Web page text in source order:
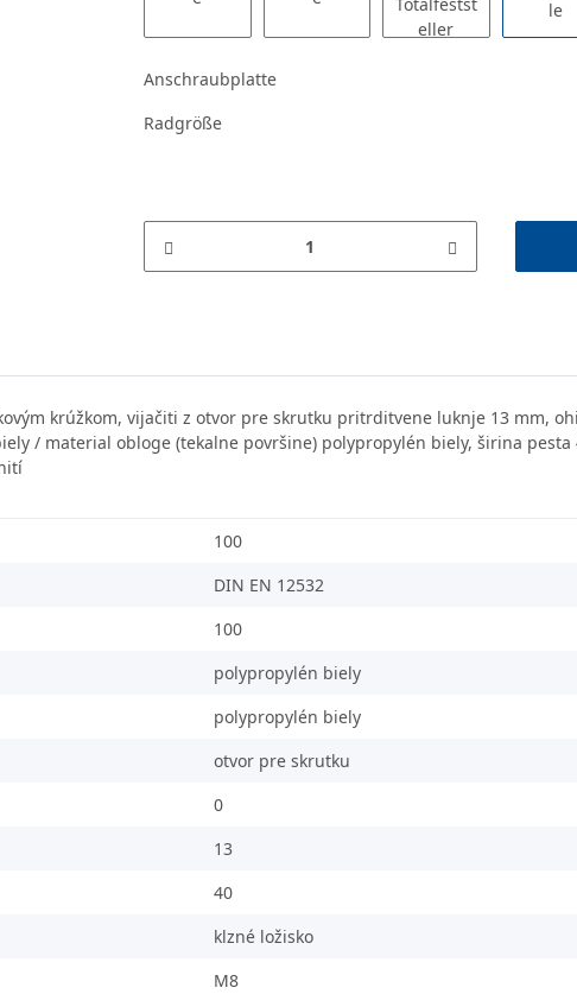
Anschraubplatte
Radgröße
krúžkom, vijačiti z otvor pre skrutku pritrditvene luknje 13 mm,
/ material obloge (tekalne površine) polypropylén biely, širina pesta
100
DIN EN 12532
100
polypropylén biely
polypropylén biely
otvor pre skrutku
0
13
40
klzné ložisko
M8